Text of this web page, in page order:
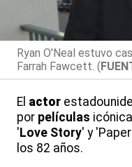
Ryan O'Neal estuvo
Farrah Fawcett. (
El actor
por películas
' Love Story' y
los 82 años.